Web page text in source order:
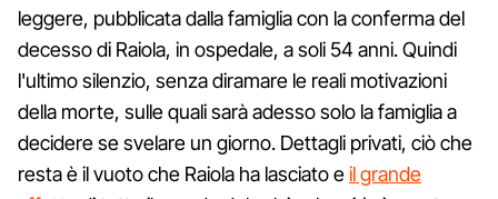
leggere, pubblicata dalla famiglia con la conferma del
decesso di Raiola, in ospedale, a soli 54 anni. Quindi
l'ultimo silenzio, senza diramare le reali motivazioni
della morte, sulle quali sarà adesso solo la famiglia a
decidere se svelare un giorno. Dettagli privati, ciò che
resta è il vuoto che Raiola ha lasciato eil grande